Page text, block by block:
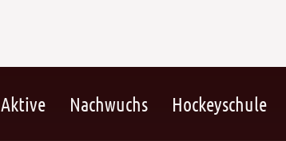
Aktive Nachwuchs Hockeyschule